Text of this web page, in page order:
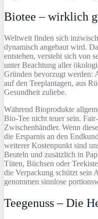
Biotee – wirklich
Weltweit finden sich
dynamisch angebaut wird.
entstehen, versteht sich von
unter Beachtung aller
Gründen bevorzugt werden:
auf den Teeplantagen, aus
Gesundheit zuliebe.
Während Bioprodukte
Bio-Tee nicht teuer sein.
Zwischenhändler. Wenn
die Ersparnis an den
weiterer Kostenpunkt sind
Beuteln und zusätzlich in
Tüten, Büchsen oder
die Verpackung schützt sein
genommen sinnlose
Teegenuss – Die